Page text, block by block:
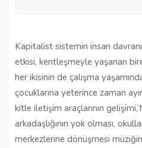
Kapitalist sistemin insan
etkisi, kentleşmeyle yaşanan
her ikisinin de çalışma
çocuklarına yeterince zaman
kitle iletişim araçlarının
arkadaşlığının yok olması,
merkezlerine dönüşmesi